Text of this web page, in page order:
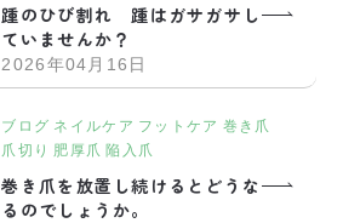
踵のひび割れ 踵はガサガサし
ていませんか？
2026年04月16日
ブログ ネイルケア フットケア 巻き爪
爪切り 肥厚爪 陥入爪
巻き爪を放置し続けるとどうな
るのでしょうか。